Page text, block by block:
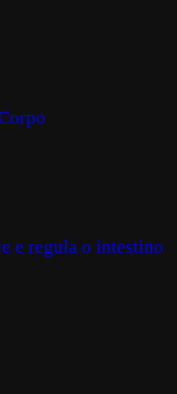
e regula o intestino